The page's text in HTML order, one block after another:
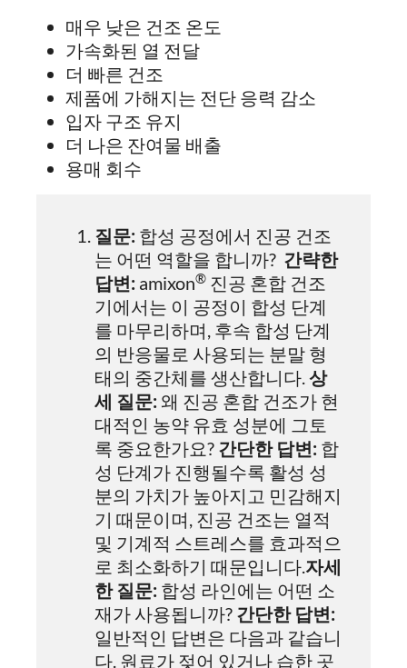
매우 낮은 건조 온도
가속화된 열 전달
더 빠른 건조
제품에 가해지는 전단 응력 감소
입자 구조 유지
더 나은 잔여물 배출
용매 회수
질문: 합성 공정에서 진공 건조
는 어떤 역할을 합니까? 간략한
답변: amixon® 진공 혼합 건조
기에서는 이 공정이 합성 단계
를 마무리하며, 후속 합성 단계
의 반응물로 사용되는 분말 형
태의 중간체를 생산합니다.상
세 질문: 왜 진공 혼합 건조가 현
대적인 농약 유효 성분에 그토
록 중요한가요? 간단한 답변: 합
성 단계가 진행될수록 활성 성
분의 가치가 높아지고 민감해지
기 때문이며, 진공 건조는 열적
및 기계적 스트레스를 효과적으
로 최소화하기 때문입니다.자세
한 질문: 합성 라인에는 어떤 소
재가 사용됩니까? 간단한 답변:
일반적인 답변은 다음과 같습니
다. 원료가 젖어 있거나 습한 곳